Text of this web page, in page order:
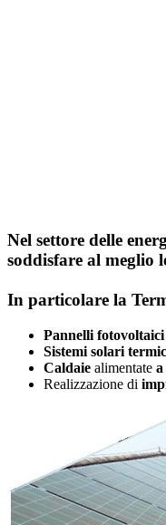
Nel settore delle
soddisfare al meglio
In particolare la
Pannelli fotovoltaici
Sistemi solari
Caldaie alimentate a
Realizzazione di